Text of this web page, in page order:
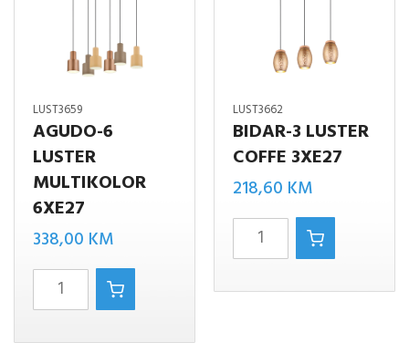
LUST3659
AGUDO-6
LUSTER
MULTIKOLOR
6XE27
338,00 KM
AGUDO-
6
LUSTER
LUST3662
BIDAR-3 LUSTER
COFFE 3XE27
218,60 KM
BIDAR-
3
LUSTER